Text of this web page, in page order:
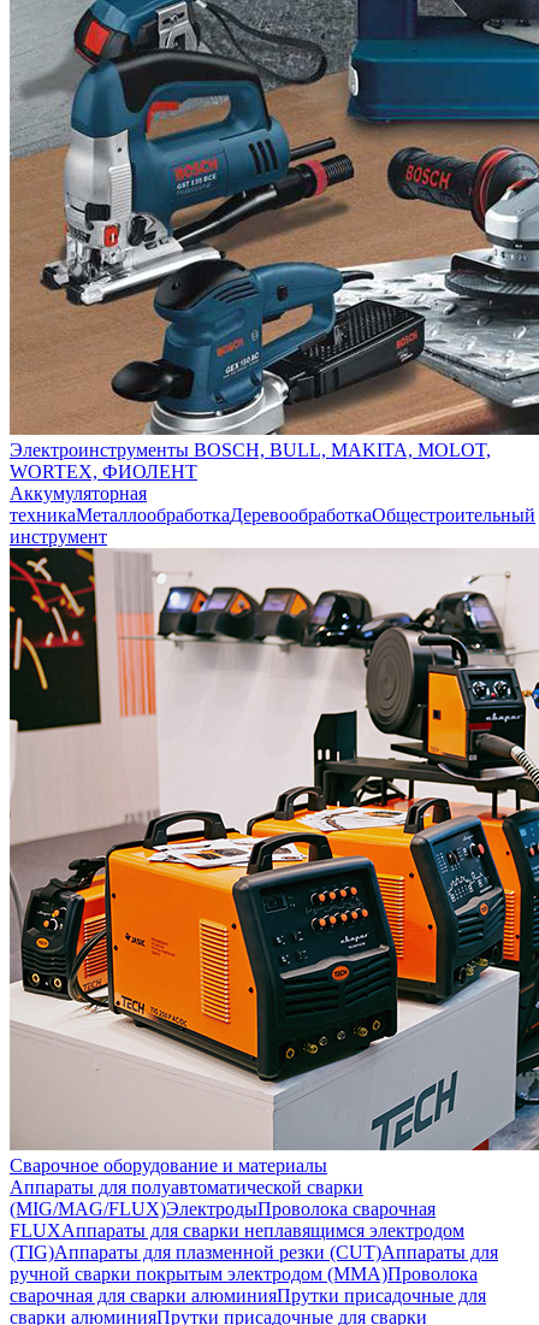
Электроинструменты BOSCH, BULL, MAKITA, MOLOT,
WORTEX, ФИОЛЕНТ
Аккумуляторная
техникаМеталлообработкаДеревообработкаОбщестроительный
инструмент
Сварочное оборудование и материалы
Аппараты для полуавтоматической сварки
(MIG/MAG/FLUX)ЭлектродыПроволока сварочная
FLUXАппараты для сварки неплавящимся электродом
(TIG)Аппараты для плазменной резки (CUT)Аппараты для
ручной сварки покрытым электродом (MMA)Проволока
сварочная для сварки алюминияПрутки присадочные для
сварки алюминияПрутки присадочные для сварки